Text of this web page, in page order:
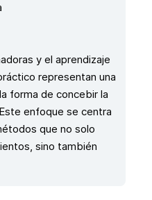
y el aprendizaje
representan una
forma de concebir la
enfoque se centra
que no solo
sino también